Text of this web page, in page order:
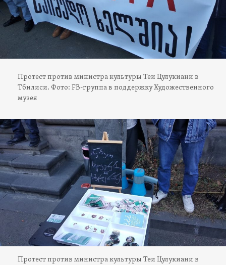
Протест против министра культуры Теи Цулукиани в
Тбилиси. Фото: FB-группа в поддержку Художественного
музея
Протест против министра культуры Теи Цулукиани в